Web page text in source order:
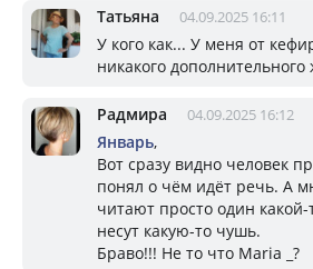
Татьяна 04.09.2025 16:11
У кого как... У меня от
никакого
Радмира 04.09.2025 16:12
Январь,
Вот сразу видно человек
понял о чём идёт речь. А
читают просто один
несут какую-то чушь.
Браво!!! Не то что Maria _?